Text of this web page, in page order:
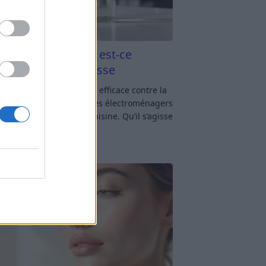
blanc et four est-ce
contre la graisse
blanc et four : est-ce efficace contre la
? Le four fait partie des électroménagers
sollicités dans une cuisine. Qu’il s’agisse